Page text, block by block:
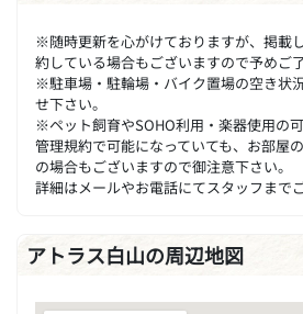
※随時更新を心がけておりますが、掲載
約している場合もございますので予めご
※駐車場・駐輪場・バイク置場の空き状
せ下さい。
※ペット飼育やSOHO利用・楽器使用の
管理規約で可能になっていても、お部屋
の場合もございますので御注意下さい。
詳細はメールやお電話にてスタッフまで
アトラス白山の周辺地図